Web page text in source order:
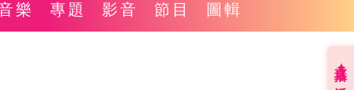
樂 專題 影音 節目 圖輯
直播✦活動